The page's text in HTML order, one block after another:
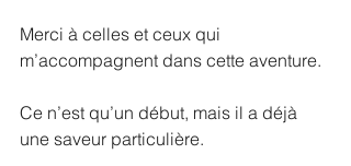
Merci à celles et ceux qui
m’accompagnent dans cette aventure.
Ce n’est qu’un début, mais il a déjà
une saveur particulière.